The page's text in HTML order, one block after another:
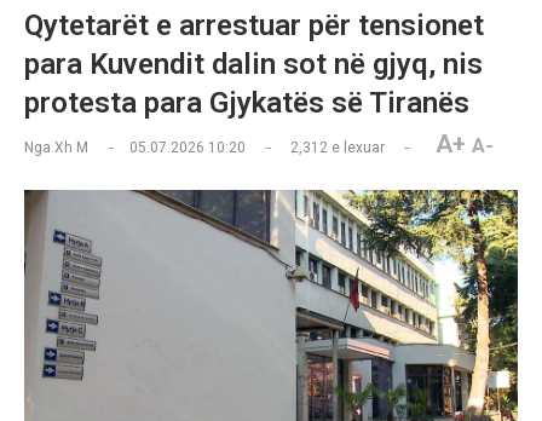
Qytetarët e arrestuar për tensionet
para Kuvendit dalin sot në gjyq, nis
protesta para Gjykatës së Tiranës
Nga Xh M 05.07.2026 10:20 2,312 e lexuar A+ A-